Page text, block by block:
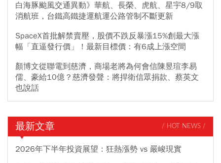
白海豚颱風交通異動》華航、長榮、虎航、星宇8/9取
消航班，台鐵高鐵捷運航運公路管制不斷更新
SpaceX首批解禁賣壓，股價不跌反暴漲15%創最大漲
幅「直逼發行價」！最新目標價：有6成上漲空間
顏博文從聯電到慈濟，商場老將為何會信陳昱瑄李易
儒、豪給10億？慈濟發聲：將捍衛信眾捐款、蔡英文
也說話
最新文章 / HOT NEWS /
2026年下半年投資展望：狂熱漲勢 vs 嚴峻現實